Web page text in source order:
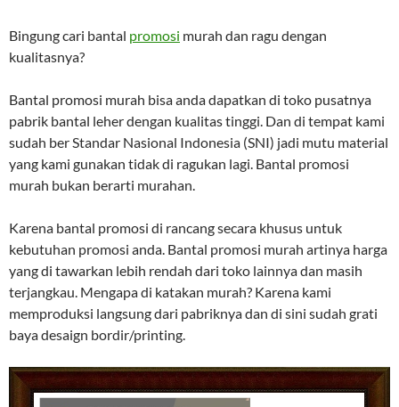
Bingung cari bantal promosi murah dan ragu dengan
kualitasnya?
Bantal promosi murah bisa anda dapatkan di toko pusatnya
pabrik bantal leher dengan kualitas tinggi. Dan di tempat kami
sudah ber Standar Nasional Indonesia (SNI) jadi mutu material
yang kami gunakan tidak di ragukan lagi. Bantal promosi
murah bukan berarti murahan.
Karena bantal promosi di rancang secara khusus untuk
kebutuhan promosi anda. Bantal promosi murah artinya harga
yang di tawarkan lebih rendah dari toko lainnya dan masih
terjangkau. Mengapa di katakan murah? Karena kami
memproduksi langsung dari pabriknya dan di sini sudah grati
baya desaign bordir/printing.